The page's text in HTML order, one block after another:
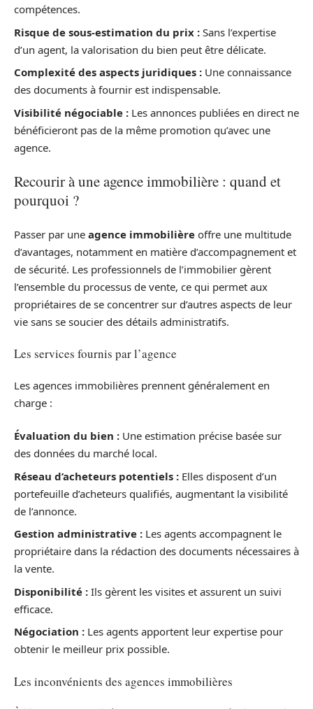
compétences.
Risque de sous-estimation du prix : Sans l’expertise
d’un agent, la valorisation du bien peut être délicate.
Complexité des aspects juridiques : Une connaissance
des documents à fournir est indispensable.
Visibilité négociable : Les annonces publiées en direct ne
bénéficieront pas de la même promotion qu’avec une
agence.
Recourir à une agence immobilière : quand et
pourquoi ?
Passer par une agence immobilière offre une multitude
d’avantages, notamment en matière d’accompagnement et
de sécurité. Les professionnels de l’immobilier gèrent
l’ensemble du processus de vente, ce qui permet aux
propriétaires de se concentrer sur d’autres aspects de leur
vie sans se soucier des détails administratifs.
Les services fournis par l’agence
Les agences immobilières prennent généralement en
charge :
Évaluation du bien : Une estimation précise basée sur
des données du marché local.
Réseau d’acheteurs potentiels : Elles disposent d’un
portefeuille d’acheteurs qualifiés, augmentant la visibilité
de l’annonce.
Gestion administrative : Les agents accompagnent le
propriétaire dans la rédaction des documents nécessaires à
la vente.
Disponibilité : Ils gèrent les visites et assurent un suivi
efficace.
Négociation : Les agents apportent leur expertise pour
obtenir le meilleur prix possible.
Les inconvénients des agences immobilières